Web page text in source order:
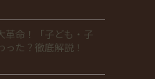
革命！「子ども・子
た？徹底解説！